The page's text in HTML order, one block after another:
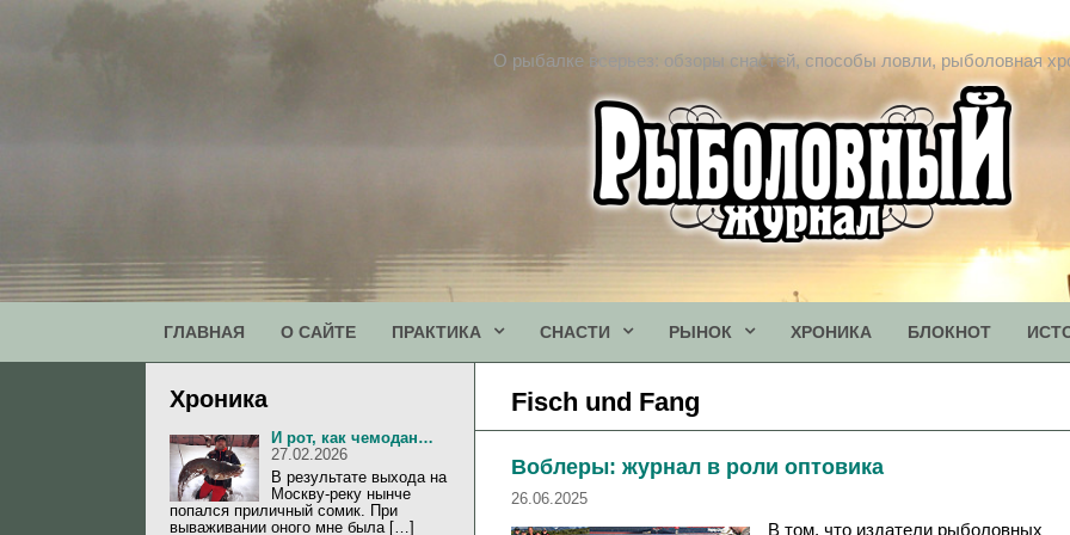
О рыбалке всерьез: обзоры снастей, способы ловли, рыболовная
ГЛАВНАЯ О САЙТЕ ПРАКТИКА СНАСТИ РЫНОК ХРОНИКА БЛОКНОТ
Fisch und Fang
Воблеры: журнал в роли оптовика
26.06.2025
В том, что издатели рыболовных
Хроника
И рот, как чемодан…
27.02.2026
В результате выхода на
Москву-реку нынче
попался приличный сомик. При
вываживании оного мне была […]